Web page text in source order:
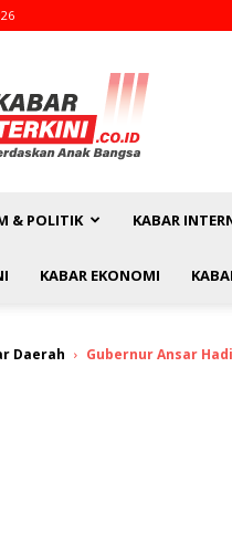
kabarterkini.co.id
& POLITIK KABAR
KABAR EKONOMI
Daerah Gubernur Ansar